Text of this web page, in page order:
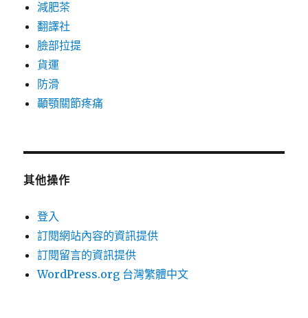
減肥茶
翻譯社
臉部拉提
貨運
防滑
顳顎關節疼痛
其他操作
登入
訂閱網站內容的資訊提供
訂閱留言的資訊提供
WordPress.org 台灣繁體中文